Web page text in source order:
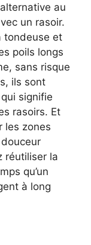
au
un rasoir.
tondeuse et
poils longs
sans risque
ils sont
signifie
rasoirs. Et
les zones
réutiliser la
qu’un
à long